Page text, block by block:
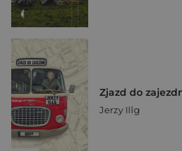
Zjazd do
Jerzy Illg